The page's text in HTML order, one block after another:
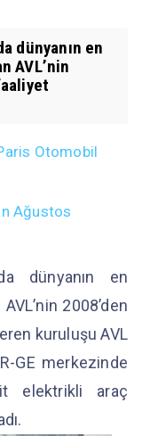
dünyanın en
AVL’nin
Otomobil
Ağustos
dünyanın en
2008’den
kuruluşu AVL
GE merkezinde
elektrikli araç